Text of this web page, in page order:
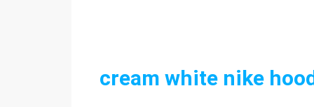
cream white nike